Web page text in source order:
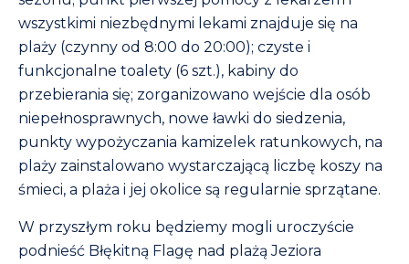
wszystkimi niezbędnymi lekami znajduje się na
plaży (czynny od 8:00 do 20:00); czyste i
funkcjonalne toalety (6 szt.), kabiny do
przebierania się; zorganizowano wejście dla osób
niepełnosprawnych, nowe ławki do siedzenia,
punkty wypożyczania kamizelek ratunkowych, na
plaży zainstalowano wystarczającą liczbę koszy na
śmieci, a plaża i jej okolice są regularnie sprzątane.
W przyszłym roku będziemy mogli uroczyście
podnieść Błękitną Flagę nad plażą Jeziora